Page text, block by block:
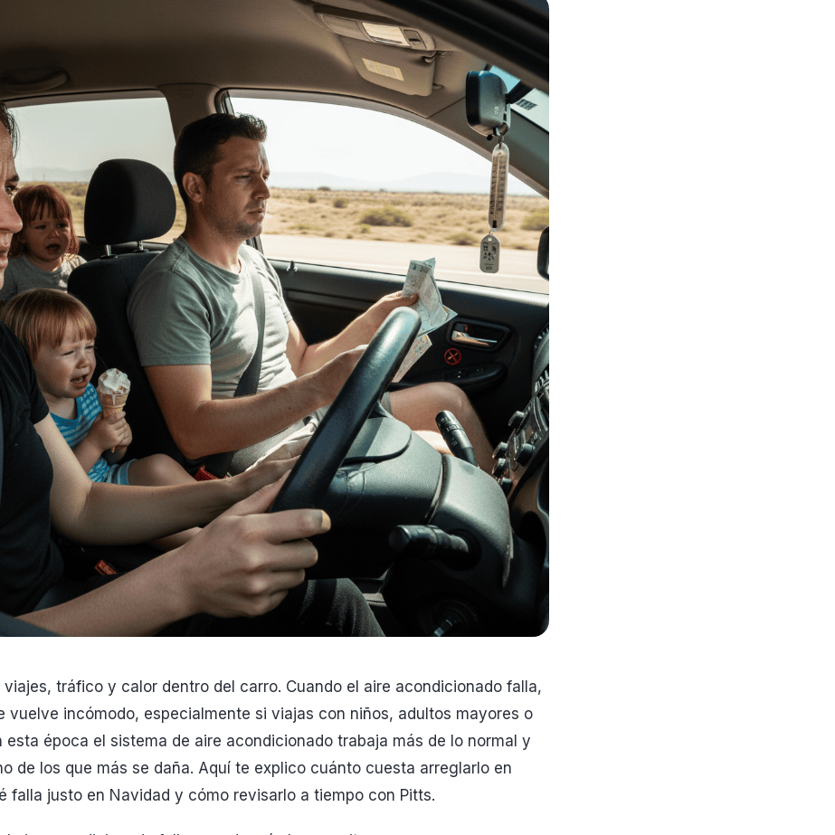
viajes, tráfico y calor dentro del carro. Cuando el aire acondicionado falla,
vuelve incómodo, especialmente si viajas con niños, adultos mayores o
esta época el sistema de aire acondicionado trabaja más de lo normal y
de los que más se daña. Aquí te explico cuánto cuesta arreglarlo en
falla justo en Navidad y cómo revisarlo a tiempo con Pitts.